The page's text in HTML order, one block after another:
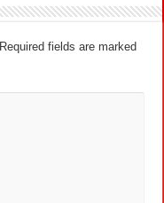
Required fields are marked